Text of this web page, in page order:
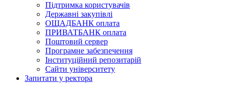
Підтримка користувачів
Державні закупівлі
ОЩАДБАНК оплата
ПРИВАТБАНК оплата
Поштовий сервер
Програмне забезпечення
Інституційний репозитарій
Сайти університету
Запитати у ректора